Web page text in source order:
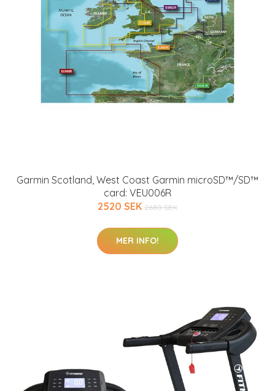
Garmin Scotland, West Coast Garmin microSD™/SD™
card: VEU006R
2520 SEK 2680 SEK
MER INFO!